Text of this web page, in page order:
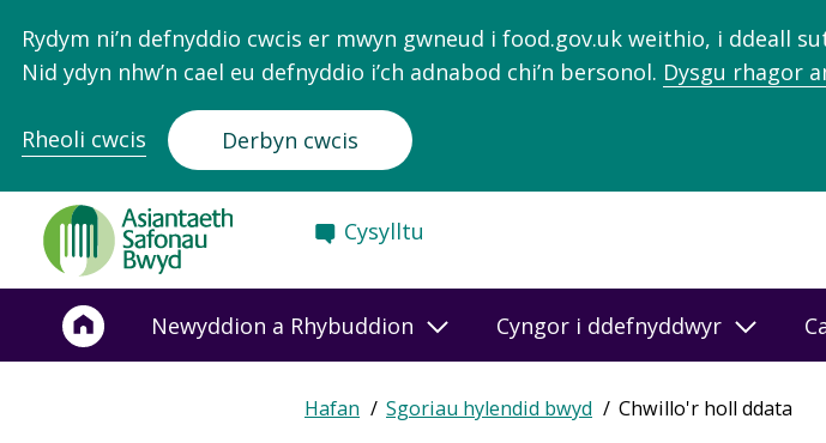
Rydym ni’n defnyddio cwcis er mwyn gwneud i food.gov.uk weithio, i ddeall
Nid ydyn nhw’n cael eu defnyddio i’ch adnabod chi’n bersonol. Dysgu rhagor
Rheoli cwcis Derbyn cwcis
Food
Standards
Agency
Frontpage
Cysylltu
Newyddion a Rhybuddion Cyngor i ddefnyddwyr
Breadcrumb
Expand
breadcrumb
Hafan Sgoriau hylendid bwyd Chwillo'r holl ddata